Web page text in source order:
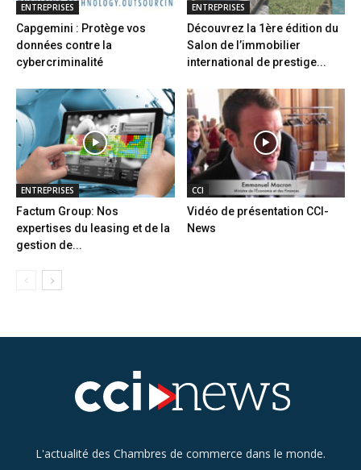
ENTREPRISES
Capgemini : Protège vos
données contre la
cybercriminalité
ENTREPRISES
Découvrez la 1ère édition du
Salon de l’immobilier
international de prestige...
ENTREPRISES
Factum Group: Nos
expertises du leasing et de la
gestion de...
CCI
Vidéo de présentation CCI-
News
L'actualité des Chambres de commerce dans le monde.